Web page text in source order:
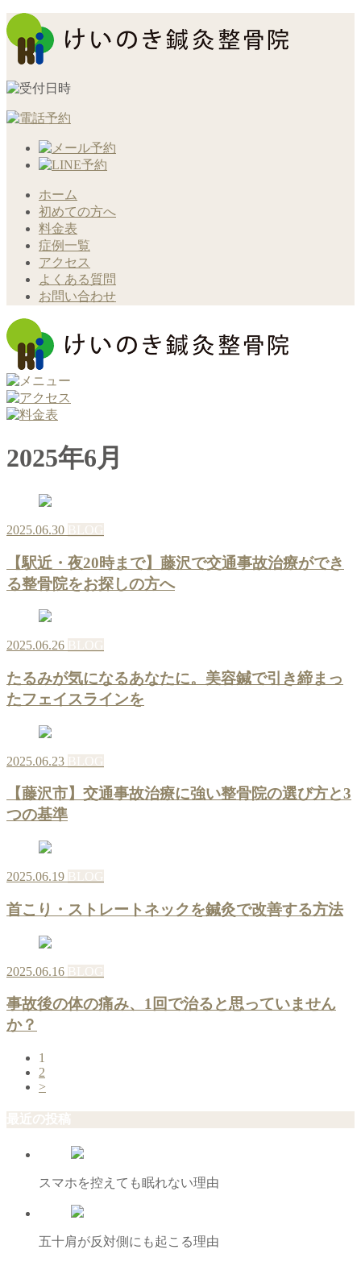
ホーム
初めての方へ
料金表
症例一覧
アクセス
よくある質問
お問い合わせ
2025年6月
2025.06.30 BLOG
【駅近・夜20時まで】藤沢で交通事故治療ができ
る整骨院をお探しの方へ
2025.06.26 BLOG
たるみが気になるあなたに。美容鍼で引き締まっ
たフェイスラインを
2025.06.23 BLOG
【藤沢市】交通事故治療に強い整骨院の選び方と3
つの基準
2025.06.19 BLOG
首こり・ストレートネックを鍼灸で改善する方法
2025.06.16 BLOG
事故後の体の痛み、1回で治ると思っていません
か？
1
2
>
最近の投稿
スマホを控えても眠れない理由
五十肩が反対側にも起こる理由